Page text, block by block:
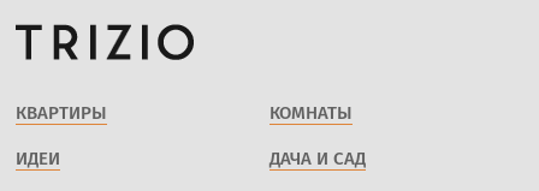
КВАРТИРЫ КОМНАТЫ
ИДЕИ ДАЧА И САД